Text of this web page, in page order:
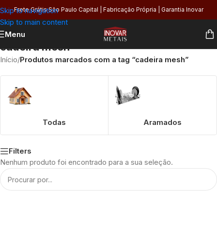
Skip to navigation
Skip to main content
Frete Grátis São Paulo Capital | Fabricação Própria | Garantia Inovar
Menu
cadeira mesh
Início/Produtos marcados com a tag “cadeira mesh”
Todas Aramados
Filters
Nenhum produto foi encontrado para a sua seleção.